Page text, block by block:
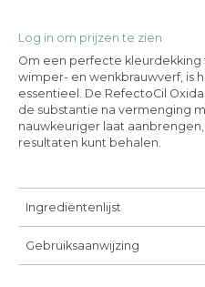
Log in om prijzen te zien
Om een perfecte
wimper- en wenkbrauwverf, is
essentieel. De RefectoCil
de substantie na vermenging
nauwkeuriger laat
resultaten kunt behalen.
Ingrediëntenlijst
Gebruiksaanwijzing